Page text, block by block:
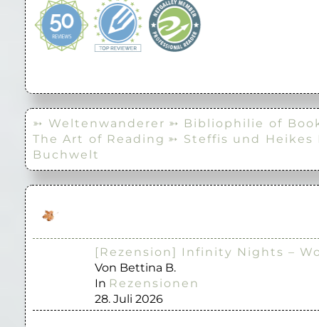
➳ Weltenwanderer ➳ Bibliophilie of
The Art of Reading ➳ Steffis und Heikes
Buchwelt
[Rezension] Infinity Nights –
Von Bettina B.
In Rezensionen
28. Juli 2026